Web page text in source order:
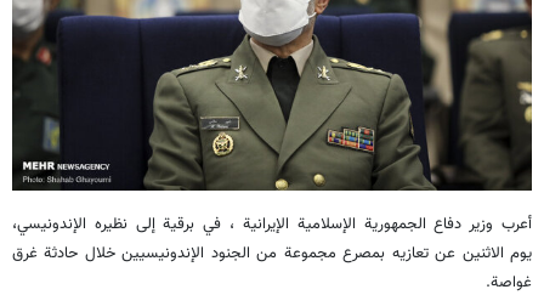
أعرب وزير دفاع الجمهورية الإسلامية الإيرانية ، في برقية إلى نظيره الإندونيسي،
يوم الاثنين عن تعازيه بمصرع مجموعة من الجنود الإندونيسيين خلال حادثة غرق
غواصة.